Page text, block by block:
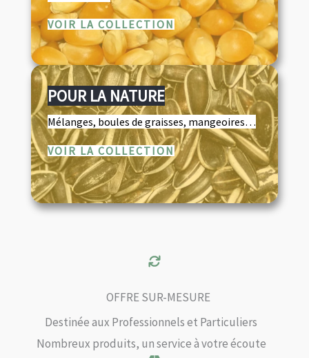
VOIR LA COLLECTION
POUR LA NATURE
Mélanges, boules de graisses, mangeoires…
VOIR LA COLLECTION
OFFRE SUR-MESURE
Destinée aux Professionnels et Particuliers
Nombreux produits, un service à votre écoute